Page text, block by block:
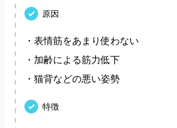
原因
・表情筋をあまり使わない
・加齢による筋力低下
・猫背などの悪い姿勢
特徴